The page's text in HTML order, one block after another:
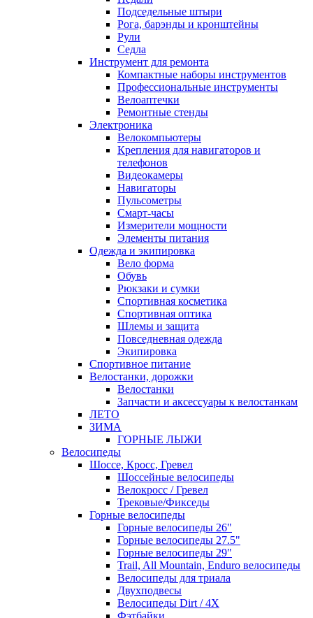
Подседельные штыри
Рога, барэнды и кронштейны
Рули
Седла
Инструмент для ремонта
Компактные наборы инструментов
Профессиональные инструменты
Велоаптечки
Ремонтные стенды
Электроника
Велокомпьютеры
Крепления для навигаторов и
телефонов
Видеокамеры
Навигаторы
Пульсометры
Смарт-часы
Измерители мощности
Элементы питания
Одежда и экипировка
Вело форма
Обувь
Рюкзаки и сумки
Спортивная косметика
Спортивная оптика
Шлемы и защита
Повседневная одежда
Экипировка
Спортивное питание
Велостанки, дорожки
Велостанки
Запчасти и аксессуары к велостанкам
ЛЕТО
ЗИМА
ГОРНЫЕ ЛЫЖИ
Велосипеды
Шоссе, Кросс, Гревел
Шоссейные велосипеды
Велокросс / Гревел
Трековые/Фикседы
Горные велосипеды
Горные велосипеды 26"
Горные велосипеды 27.5"
Горные велосипеды 29"
Trail, All Mountain, Enduro велосипеды
Велосипеды для триала
Двухподвесы
Велосипеды Dirt / 4X
Фэтбайки